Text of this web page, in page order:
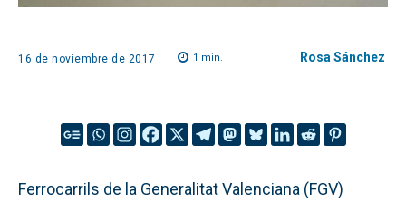
16 de noviembre de 2017 1 min. Rosa Sánchez
Ferrocarrils de la Generalitat Valenciana (FGV)